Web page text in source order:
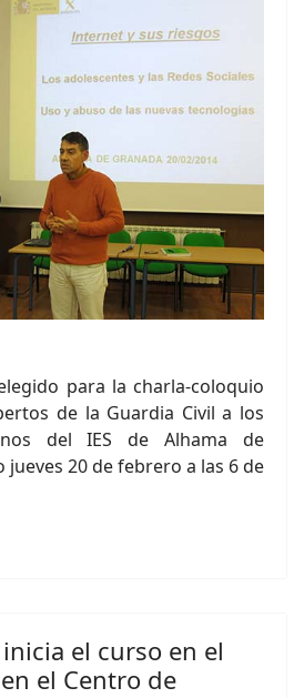
para la charla-coloquio
de la Guardia Civil a los
del IES de Alhama de
jueves 20 de febrero a las 6 de
el curso en el
el Centro de